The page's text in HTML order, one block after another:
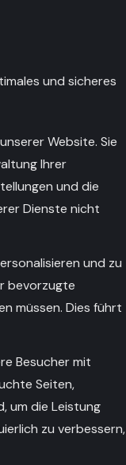
und sicheres
Website. Sie
Ihrer
und die
Dienste nicht
und zu
bevorzugte
müssen. Dies führt
Besucher mit
Seiten,
um die Leistung
zu verbessern,